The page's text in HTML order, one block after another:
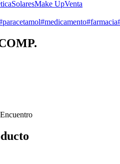
SolaresMake UpVenta
paracetamol#medicamento#farmacia